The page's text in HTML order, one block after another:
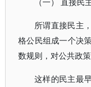
所谓直接民主
格公民组成一个决
数规则，对公共政
这样的民主最